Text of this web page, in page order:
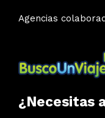
Agencias
¿Necesitas